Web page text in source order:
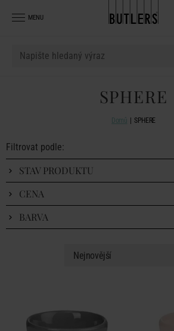
MENU
SPHERE
Domů SPHERE
Filtrovat podle:
STAV PRODUKTU
CENA
BARVA